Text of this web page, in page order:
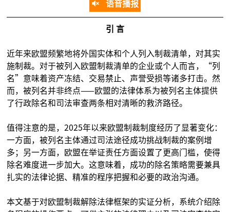
语音播报
引 言
近年来欧盟频繁地将外国实体和个人列入制裁清单，对其实
施制裁。对于被列入欧盟制裁清单的企业或个人而言，“列
名”意味着资产冻结、交易禁止、声誉受损等诸多打击。然
而，被列名并非终点——欧盟的法律体系为被列名主体提供
了行政除名和司法审查两条相对清晰的救济路径。
值得注意的是，2025年以来欧盟制裁制度经历了显著变化：
一方面，被列名主体通过司法途径成功挑战制裁的案例增
多；另一方面，欧盟在举证责任方面设置了更高门槛，使得
除名难度进一步加大。这意味着，成功的除名策略需要兼具
扎实的法律论据、精准的程序把握和必要的政治沟通。
本文基于对欧盟制裁解除法律框架的实证分析，系统介绍除